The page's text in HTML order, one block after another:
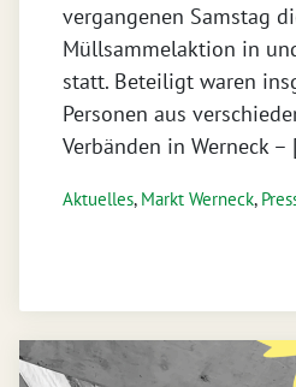
vergangenen Samstag
Müllsammelaktion in
statt. Beteiligt waren
Personen aus
Verbänden in Werneck
Aktuelles, Markt Werneck,